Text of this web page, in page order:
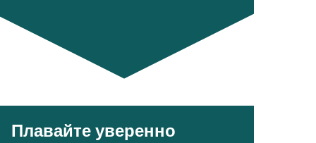
Плавайте уверенно